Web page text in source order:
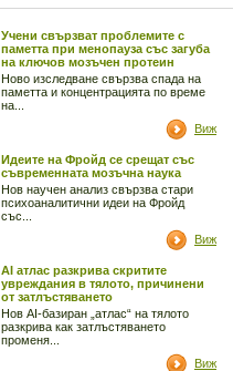
Учени свързват проблемите с
паметта при менопауза със загуба
на ключов мозъчен протеин
Ново изследване свързва спада на
паметта и концентрацията по време
на...
Виж
Идеите на Фройд се срещат със
съвременната мозъчна наука
Нов научен анализ свързва стари
психоаналитични идеи на Фройд
със...
Виж
AI атлас разкрива скритите
увреждания в тялото, причинени
от затлъстяването
Нов AI-базиран „атлас“ на тялото
разкрива как затлъстяването
променя...
Виж